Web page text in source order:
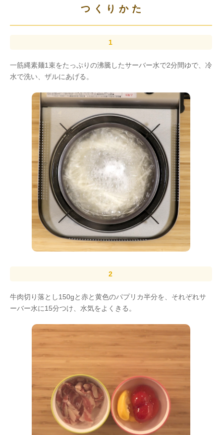
つくりかた
一筋縄素麺1束をたっぷりの沸騰したサーバー水で2分間ゆで、冷
水で洗い、ザルにあげる。
牛肉切り落とし150gと赤と黄色のパプリカ半分を、それぞれサ
ーバー水に15分つけ、水気をよくきる。